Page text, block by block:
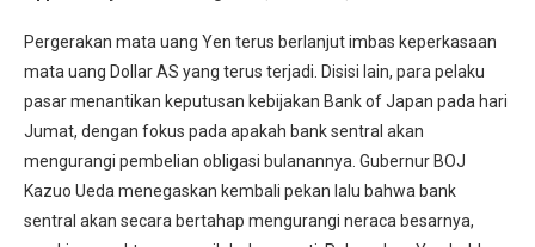
Pergerakan mata uang Yen terus berlanjut imbas keperkasaan
mata uang Dollar AS yang terus terjadi. Disisi lain, para pelaku
pasar menantikan keputusan kebijakan Bank of Japan pada hari
Jumat, dengan fokus pada apakah bank sentral akan
mengurangi pembelian obligasi bulanannya. Gubernur BOJ
Kazuo Ueda menegaskan kembali pekan lalu bahwa bank
sentral akan secara bertahap mengurangi neraca besarnya,